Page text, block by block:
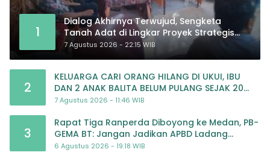
1
Dialog Akhirnya Terwujud, Sengketa
Tanah Adat di Lingkar Proyek Strategis
Nasional Memasuki Babak Baru
7 Agustus 2026 - 22:15 WIB
2
KELUARGA CARI ORANG HILANG DI UKUI, IBU
DAN 2 ANAK BALITA BELUM PULANG SEJAK 20
JULI 2026
7 Agustus 2026 - 11:46 WIB
3
Rapat Tiga Ranperda Diboyong ke Medan, PB-
GEMA BT: Jangan Jadikan APBD Ladang
Pembiayaan yang Tak Perlu
6 Agustus 2026 - 19:18 WIB